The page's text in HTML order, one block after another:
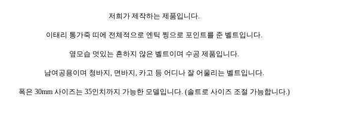
저희가 제작하는 제품입니다.
이태리 통가죽 띠에 전체적으로 엔틱 찡으로 포인트를 준 벨트입니다.
옆모습 멋있는 흔하지 않은 벨트이며 수공 제품입니다.
남여공용이며 청바지, 면바지, 카고 등 어디나 잘 어울리는 벨트입니다.
폭은 30mm 사이즈는 35인치까지 가능한 모델입니다. (솔트로 사이즈 조절 가능합니다.)